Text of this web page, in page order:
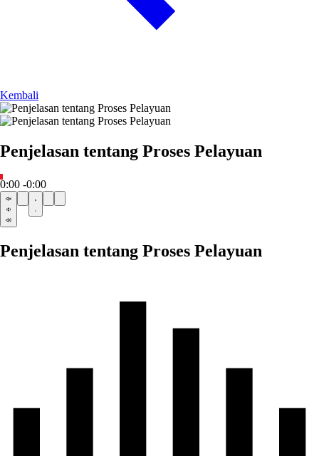
Kembali
Penjelasan tentang Proses Pelayuan
0:00 -0:00
Penjelasan tentang Proses Pelayuan